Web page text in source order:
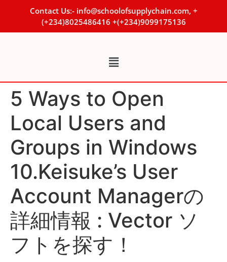
Contact Us:- info@schoolofsupplychain.com, +
(+234)8025486416 +(+234)9099175136
5 Ways to Open
Local Users and
Groups in Windows
10.Keisuke’s User
Account Managerの
詳細情報 : Vector ソ
フトを探す！